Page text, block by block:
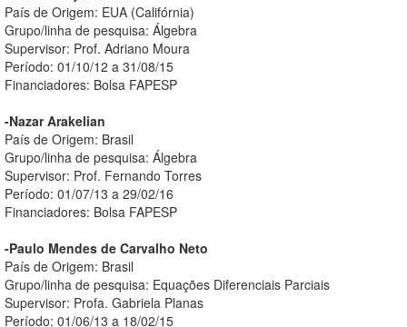
País de Origem: EUA (Califórnia)
Grupo/linha de pesquisa: Álgebra
Supervisor: Prof. Adriano Moura
Período: 01/10/12 a 31/08/15
Financiadores: Bolsa FAPESP
-Nazar Arakelian
País de Origem: Brasil
Grupo/linha de pesquisa: Álgebra
Supervisor: Prof. Fernando Torres
Período: 01/07/13 a 29/02/16
Financiadores: Bolsa FAPESP
-Paulo Mendes de Carvalho Neto
País de Origem: Brasil
Grupo/linha de pesquisa: Equações Diferenciais Parciais
Supervisor: Profa. Gabriela Planas
Período: 01/06/13 a 18/02/15